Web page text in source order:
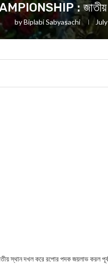
: জাতীয় স্তরে
byBiplabi Sabyasachi
স্থান দখল করে রপোর পদক জয়লাভ করল পূর্ব